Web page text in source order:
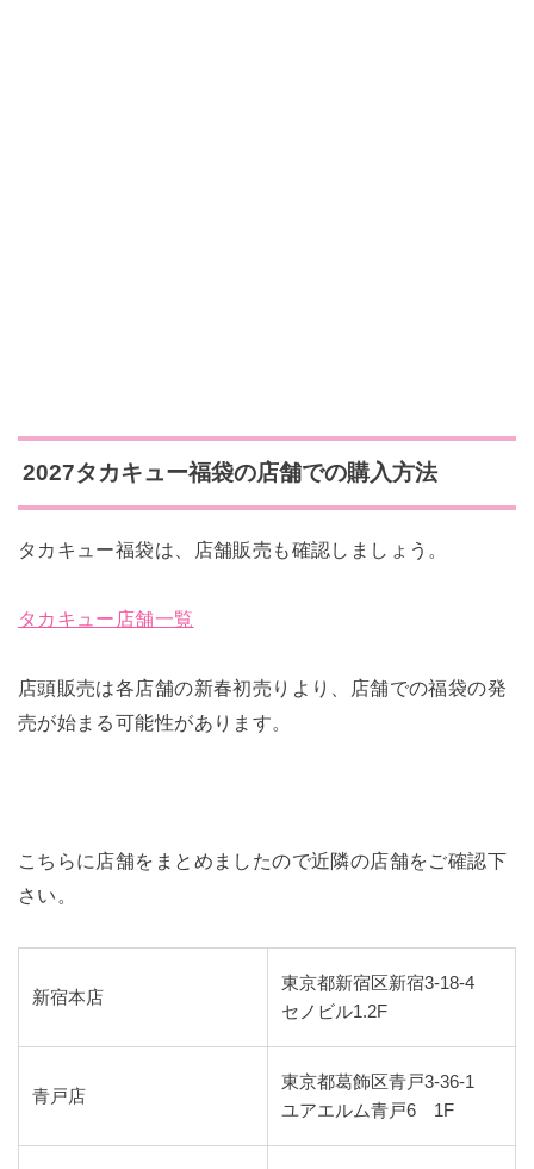
2027タカキュー福袋の店舗での購入方法
タカキュー福袋は、店舗販売も確認しましょう。
タカキュー店舗一覧
店頭販売は各店舗の新春初売りより、店舗での福袋の発
売が始まる可能性があります。
こちらに店舗をまとめましたので近隣の店舗をご確認下
さい。
新宿本店
東京都新宿区新宿3-18-4
セノビル1.2F
青戸店
東京都葛飾区青戸3-36-1
ユアエルム青戸6 1F